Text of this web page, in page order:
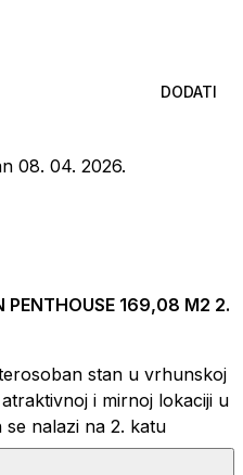
DODATI
08. 04. 2026.
PENTHOUSE 169,08 M2 2.
stan u vrhunskoj
i mirnoj lokaciji u
nalazi na 2. katu
visoke kvalitete gradnje s